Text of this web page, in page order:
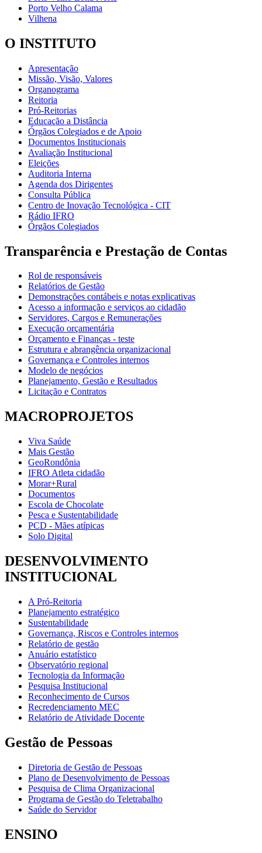
Porto Velho Calama
Vilhena
O INSTITUTO
Apresentação
Missão, Visão, Valores
Organograma
Reitoria
Pró-Reitorias
Educação a Distância
Órgãos Colegiados e de Apoio
Documentos Institucionais
Avaliação Institucional
Eleições
Auditoria Interna
Agenda dos Dirigentes
Consulta Pública
Centro de Inovação Tecnológica - CIT
Rádio IFRO
Órgãos Colegiados
Transparência e Prestação de Contas
Rol de responsáveis
Relatórios de Gestão
Demonstrações contábeis e notas explicativas
Acesso a informação e serviços ao cidadão
Servidores, Cargos e Remunerações
Execução orçamentária
Orçamento e Finanças - teste
Estrutura e abrangência organizacional
Governança e Controles internos
Modelo de negócios
Planejamento, Gestão e Resultados
Licitação e Contratos
MACROPROJETOS
Viva Saúde
Mais Gestão
GeoRondônia
IFRO Atleta cidadão
Morar+Rural
Documentos
Escola de Chocolate
Pesca e Sustentabilidade
PCD - Mães atípicas
Solo Digital
DESENVOLVIMENTO
INSTITUCIONAL
A Pró-Reitoria
Planejamento estratégico
Sustentabilidade
Governança, Riscos e Controles internos
Relatório de gestão
Anuário estatístico
Observatório regional
Tecnologia da Informação
Pesquisa Institucional
Reconhecimento de Cursos
Recredenciamento MEC
Relatório de Atividade Docente
Gestão de Pessoas
Diretoria de Gestão de Pessoas
Plano de Desenvolvimento de Pessoas
Pesquisa de Clima Organizacional
Programa de Gestão do Teletrabalho
Saúde do Servidor
ENSINO